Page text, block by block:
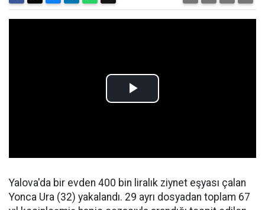
Yalova'da bir evden 400 bin liralık ziynet eşyası çalan
Yonca Ura (32) yakalandı. 29 ayrı dosyadan toplam 67